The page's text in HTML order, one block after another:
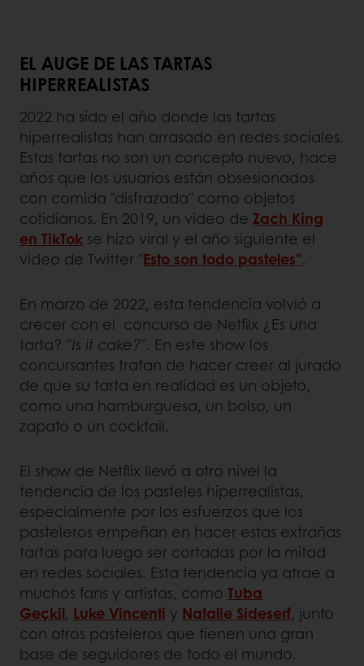
EL AUGE DE LAS TARTAS
HIPERREALISTAS
2022 ha sido el año donde las tartas
hiperrealistas han arrasado en redes sociales.
Estas tartas no son un concepto nuevo, hace
años que los usuarios están obsesionados
con comida "disfrazada" como objetos
cotidianos. En 2019, un video de Zach King
en TikTok se hizo viral y el año siguiente el
video de Twitter "Esto son todo pasteles".
En marzo de 2022, esta tendencia volvió a
crecer con el concurso de Netfilx ¿Es una
tarta? "Is it cake?". En este show los
concursantes tratan de hacer creer al jurado
de que su tarta en realidad es un objeto,
como una hamburguesa, un bolso, un
zapato o un cocktail.
El show de Netflix llevó a otro nivel la
tendencia de los pasteles hiperrealistas,
especialmente por los esfuerzos que los
pasteleros empeñan en hacer estas extrañas
tartas para luego ser cortadas por la mitad
en redes sociales. Esta tendencia ya atrae a
muchos fans y artistas, como Tuba
Geçkil, Luke Vincenti y Natalie Sideserf, junto
con otros pasteleros que tienen una gran
base de seguidores de todo el mundo.